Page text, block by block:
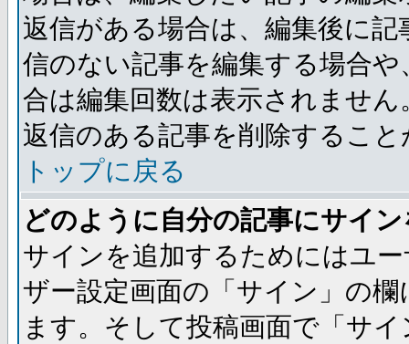
返信がある場合は、編集後に
信のない記事を編集する場合
合は編集回数は表示されませ
返信のある記事を削除するこ
トップに戻る
どのように自分の記事にサイ
サインを追加するためにはユ
ザー設定画面の「サイン」の
ます。そして投稿画面で「サ